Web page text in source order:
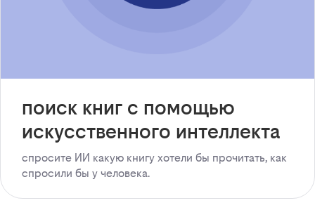
поиск книг с помощью
искусственного интеллекта
спросите ИИ какую книгу хотели бы прочитать, как
спросили бы у человека.